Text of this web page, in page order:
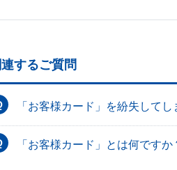
するご質問
「お客様カード」を紛失して
「お客様カード」とは何ですか